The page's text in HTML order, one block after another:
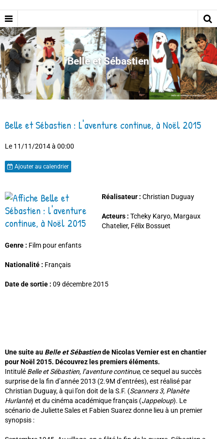
Belle et Sébastien
Belle et Sébastien : L'aventure continue, à Noël 2015
Le 11/11/2014à 00:00
Ajouter au calendrier
Réalisateur : Christian Duguay
Acteurs : Tcheky Karyo, Margaux
Chatelier, Félix Bossuet
Genre : Film pour enfants
Nationalité : Français
Date de sortie : 09 décembre 2015
Une suite au Belle et Sébastiende Nicolas Vernier est en chantier
pour Noël 2015. Découvrez les premiers éléments.
Intitulé Belle et Sébastien, l’aventure continue, ce sequel au succès
surprise de la fin d’année 2013 (2.9M d’entrées), est réalisé par
Christian Duguay, à qui l’on doit de la S.F. (Scanners 3, Planète
Hurlante) et du cinéma académique français (Jappeloup). Le
scénario de Juliette Sales et Fabien Suarez donne lieu à un premier
synopsis :